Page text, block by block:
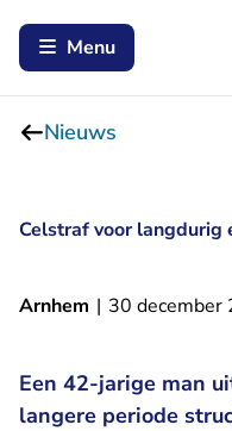
Menu
Nieuws
Celstraf voor langdurig
Arnhem | 30 december
Een 42-jarige man
langere periode